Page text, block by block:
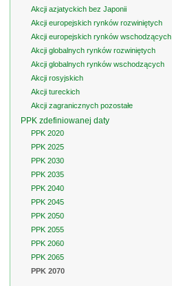
Akcji azjatyckich bez Japonii
Akcji europejskich rynków rozwiniętych
Akcji europejskich rynków wschodzących
Akcji globalnych rynków rozwiniętych
Akcji globalnych rynków wschodzących
Akcji rosyjskich
Akcji tureckich
Akcji zagranicznych pozostałe
PPK zdefiniowanej daty
PPK 2020
PPK 2025
PPK 2030
PPK 2035
PPK 2040
PPK 2045
PPK 2050
PPK 2055
PPK 2060
PPK 2065
PPK 2070